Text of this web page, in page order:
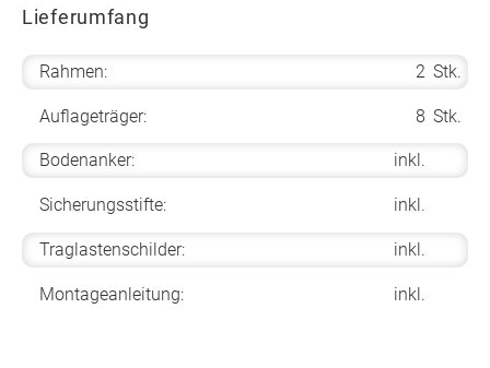
Lieferumfang
Rahmen: 2 Stk.
Auflageträger: 8 Stk.
Bodenanker: inkl.
Sicherungsstifte: inkl.
Traglastenschilder: inkl.
Montageanleitung: inkl.